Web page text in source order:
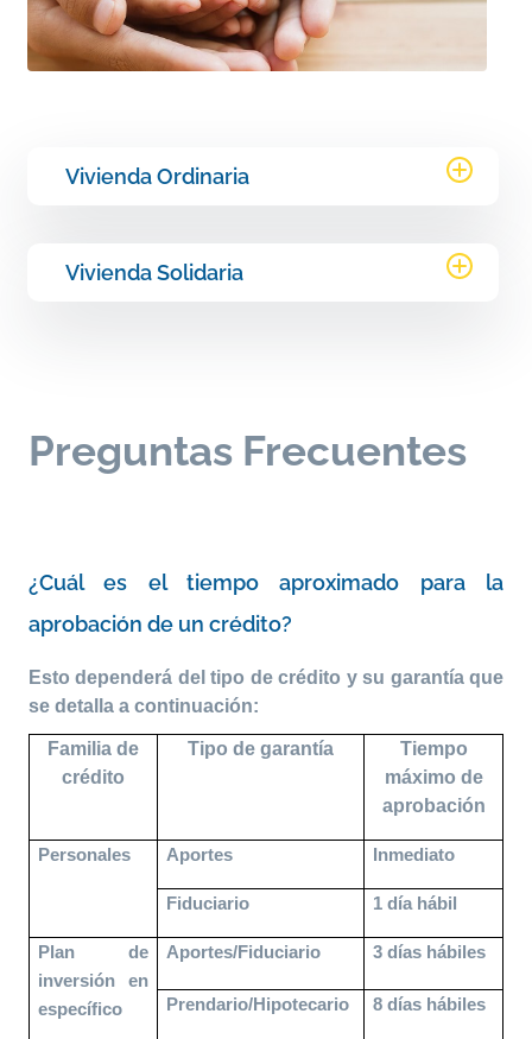
Vivienda Ordinaria
Vivienda Solidaria
Preguntas Frecuentes
¿Cuál es el tiempo aproximado para la
aprobación de un crédito?
Esto dependerá del tipo de crédito y su garantía que
se detalla a continuación:
Familia de
crédito
Tipo de garantía
Tiempo
máximo de
aprobación
Personales Aportes Inmediato
Fiduciario 1 día hábil
Plan de
inversión en
específico
Aportes/Fiduciario 3 días hábiles
Prendario/Hipotecario 8 días hábiles